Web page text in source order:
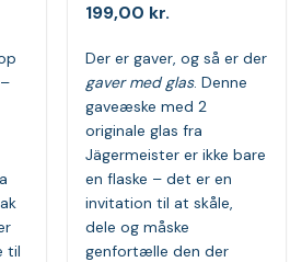
til
199,00 kr.
Der er gaver, og så er der
gaver med glas. Denne
gaveæske med 2
originale glas fra
Jägermeister er ikke bare
en flaske – det er en
invitation til at skåle,
dele og måske
genfortælle den der